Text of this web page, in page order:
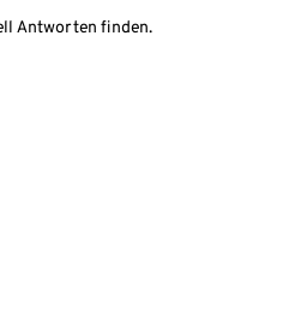
Antworten finden.